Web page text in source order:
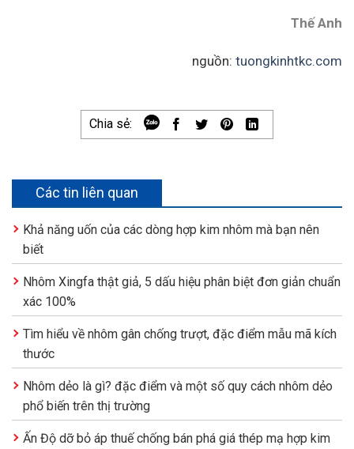
Thế Anh
nguồn: tuongkinhtkc.com
Chia sẻ:
Các tin liên quan
Khả năng uốn của các dòng hợp kim nhôm mà bạn nên
biết
Nhôm Xingfa thật giả, 5 dấu hiệu phân biệt đơn giản chuẩn
xác 100%
Tìm hiểu về nhôm gân chống trượt, đặc điểm mẫu mã kích
thước
Nhôm dẻo là gì? đặc điểm và một số quy cách nhôm dẻo
phổ biến trên thị trường
Ấn Độ dỡ bỏ áp thuế chống bán phá giá thép mạ hợp kim